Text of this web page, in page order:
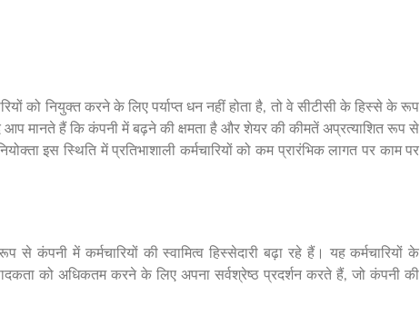
को नियुक्त करने के लिए पर्याप्त धन नहीं होता है, तो वे सीटीसी के हिस्से के रूप
मानते हैं कि कंपनी में बढ़ने की क्षमता है और शेयर की कीमतें अप्रत्याशित रूप से
इस स्थिति में प्रतिभाशाली कर्मचारियों को कम प्रारंभिक लागत पर काम पर
कंपनी में कर्मचारियों की स्वामित्व हिस्सेदारी बढ़ा रहे हैं। यह कर्मचारियों के
को अधिकतम करने के लिए अपना सर्वश्रेष्ठ प्रदर्शन करते हैं, जो कंपनी की